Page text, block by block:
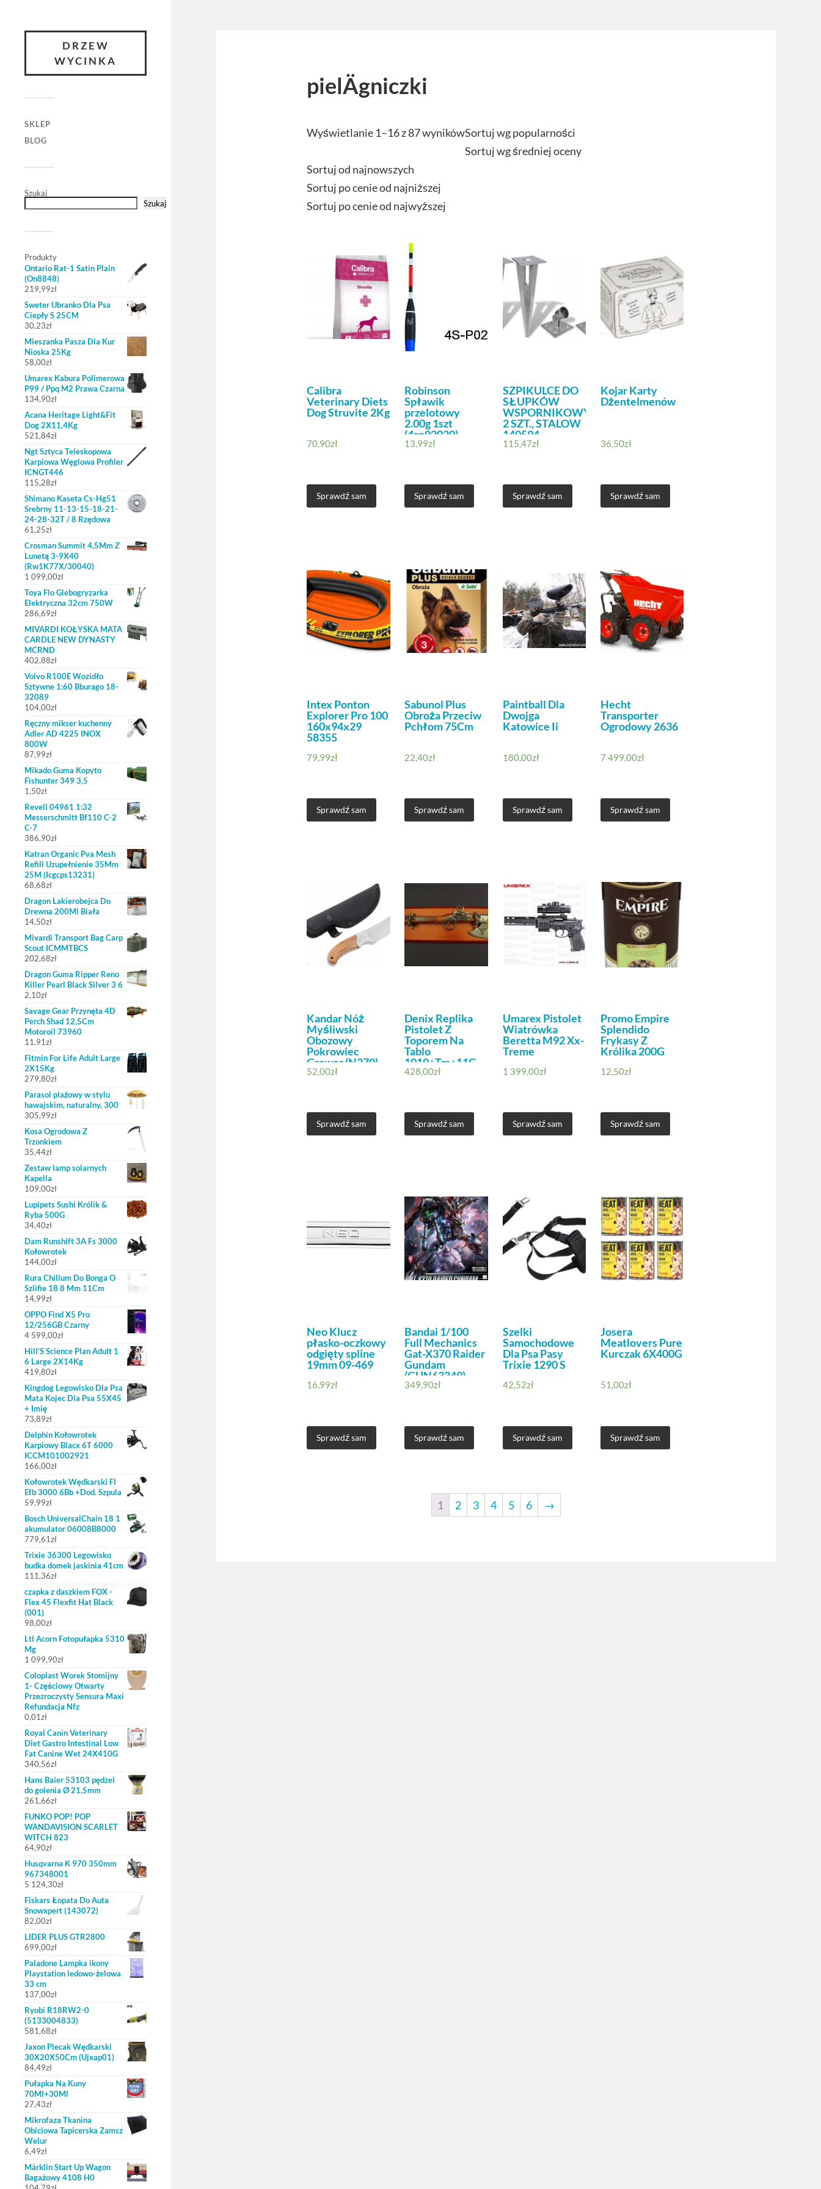
DRZEW
WYCINKA
SKLEP
BLOG
Szukaj
Szukaj
Produkty
Ontario Rat-1 Satin Plain
(On8848)
219,99zł
Sweter Ubranko Dla Psa
Ciepły S 25CM
30,23zł
Mieszanka Pasza Dla Kur
Nioska 25Kg
58,00zł
Umarex Kabura Polimerowa
P99 / Ppq M2 Prawa Czarna
134,90zł
Acana Heritage Light&Fit
Dog 2X11,4Kg
521,84zł
Ngt Sztyca Teleskopowa
Karpiowa Węglowa Profiler
ICNGT446
115,28zł
Shimano Kaseta Cs-Hg51
Srebrny 11-13-15-18-21-
24-28-32T / 8 Rzędowa
61,25zł
Crosman Summit 4,5Mm Z
Lunetą 3-9X40
(Rw1K77X/30040)
1 099,00zł
Toya Flo Glebogryzarka
Elektryczna 32cm 750W
286,69zł
MIVARDI KOŁYSKA MATA
CARDLE NEW DYNASTY
MCRND
402,88zł
Volvo R100E Wozidło
Sztywne 1:60 Bburago 18-
32089
104,00zł
Ręczny mikser kuchenny
Adler AD 4225 INOX
800W
87,99zł
Mikado Guma Kopyto
Fishunter 349 3,5
1,50zł
Revell 04961 1:32
Messerschmitt Bf110 C-2
C-7
386,90zł
Katran Organic Pva Mesh
Refill Uzupełnienie 35Mm
25M (Icgcps13231)
68,68zł
Dragon Lakierobejca Do
Drewna 200Ml Biała
14,50zł
Mivardi Transport Bag Carp
Scout ICMMTBCS
202,68zł
Dragon Guma Ripper Reno
Killer Pearl Black Silver 3 6
2,10zł
Savage Gear Przynęta 4D
Perch Shad 12,5Cm
Motoroil 73960
11,91zł
Fitmin For Life Adult Large
2X15Kg
279,80zł
Parasol plażowy w stylu
hawajskim, naturalny, 300
305,99zł
Kosa Ogrodowa Z
Trzonkiem
35,44zł
Zestaw lamp solarnych
Kapella
109,00zł
Lupipets Sushi Królik &
Ryba 500G
34,40zł
Dam Runshift 3A Fs 3000
Kołowrotek
144,00zł
Rura Chillum Do Bonga O
Szlifie 18 8 Mm 11Cm
14,99zł
OPPO Find X5 Pro
12/256GB Czarny
4 599,00zł
Hill'S Science Plan Adult 1
6 Large 2X14Kg
419,80zł
Kingdog Legowisko Dla Psa
Mata Kojec Dla Psa 55X45
+ Imię
73,89zł
Delphin Kołowrotek
Karpiowy Blacx 6T 6000
ICCM101002921
166,00zł
Kołowrotek Wędkarski Fl
Efb 3000 6Bb +Dod. Szpula
59,99zł
Bosch UniversalChain 18 1
akumulator 06008B8000
779,61zł
Trixie 36300 Legowisko
budka domek jaskinia 41cm
111,36zł
czapka z daszkiem FOX -
Flex 45 Flexfit Hat Black
(001)
98,00zł
Ltl Acorn Fotopułapka 5310
Mg
1 099,90zł
Coloplast Worek Stomijny
1- Częściowy Otwarty
Przezroczysty Sensura Maxi
Refundacja Nfz
0,01zł
Royal Canin Veterinary
Diet Gastro Intestinal Low
Fat Canine Wet 24X410G
340,56zł
Hans Baier 53103 pędzel
do golenia Ø 21,5mm
261,66zł
FUNKO POP! POP
WANDAVISION SCARLET
WITCH 823
64,90zł
Husqvarna K 970 350mm
967348001
5 124,30zł
Fiskars Łopata Do Auta
Snowxpert (143072)
82,00zł
LIDER PLUS GTR2800
699,00zł
Paladone Lampka ikony
Playstation ledowo-żelowa
33 cm
137,00zł
Ryobi R18RW2-0
(5133004833)
581,68zł
Jaxon Plecak Wędkarski
30X20X50Cm (Ujxap01)
84,49zł
Pułapka Na Kuny
70Ml+30Ml
27,43zł
Mikrofaza Tkanina
Obiciowa Tapicerska Zamsz
Welur
6,49zł
Märklin Start Up Wagon
Bagażowy 4108 H0
pielÄgniczki
Wyświetlanie 1–16 z 87 wynikówSortuj wg popularności
Sortuj wg średniej oceny
Sortuj od najnowszych
Sortuj po cenie od najniższej
Sortuj po cenie od najwyższej
Calibra
Veterinary Diets
Dog Struvite 2Kg
70,90zł
Sprawdź sam
Robinson
Spławik
przelotowy
2.00g 1szt
(4sp02020)
13,99zł
Sprawdź sam
SZPIKULCE DO
SŁUPKÓW
WSPORNIKOWYCH,
2 SZT., STALOW
140594
115,47zł
Sprawdź sam
Kojar Karty
Dżentelmenów
36,50zł
Sprawdź sam
Intex Ponton
Explorer Pro 100
160x94x29
58355
79,99zł
Sprawdź sam
Sabunol Plus
Obroża Przeciw
Pchłom 75Cm
22,40zł
Sprawdź sam
Paintball Dla
Dwojga
Katowice Ii
180,00zł
Sprawdź sam
Hecht
Transporter
Ogrodowy 2636
7 499,00zł
Sprawdź sam
Kandar Nóż
Myśliwski
Obozowy
Pokrowiec
Grawer (N270)
52,00zł
Sprawdź sam
Denix Replika
Pistolet Z
Toporem Na
Tablo
1010+Tm+11G
428,00zł
Sprawdź sam
Umarex Pistolet
Wiatrówka
Beretta M92 Xx-
Treme
1 399,00zł
Sprawdź sam
Promo Empire
Splendido
Frykasy Z
Królika 200G
12,50zł
Sprawdź sam
Neo Klucz
płasko-oczkowy
odgięty spline
19mm 09-469
16,99zł
Sprawdź sam
Bandai 1/100
Full Mechanics
Gat-X370 Raider
Gundam
(GUN63349)
349,90zł
Sprawdź sam
Szelki
Samochodowe
Dla Psa Pasy
Trixie 1290 S
42,52zł
Sprawdź sam
Josera
Meatlovers Pure
Kurczak 6X400G
51,00zł
Sprawdź sam
1 2 3 4 5 6 →